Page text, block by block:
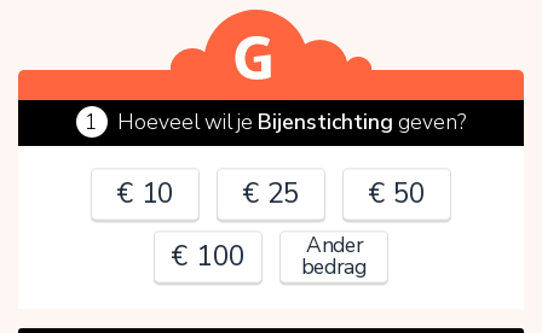
1 Hoeveel wil je Bijenstichting geven?
€ 10 € 25
€ 50
€ 100
Ander
bedrag